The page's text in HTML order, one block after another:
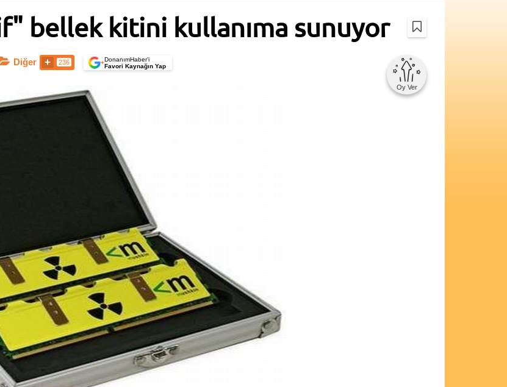
bellek kitini kullanıma sunuyor
Diğer 236 +DonanımHaber’i
Favori Kaynağın Yap
Oy Ver